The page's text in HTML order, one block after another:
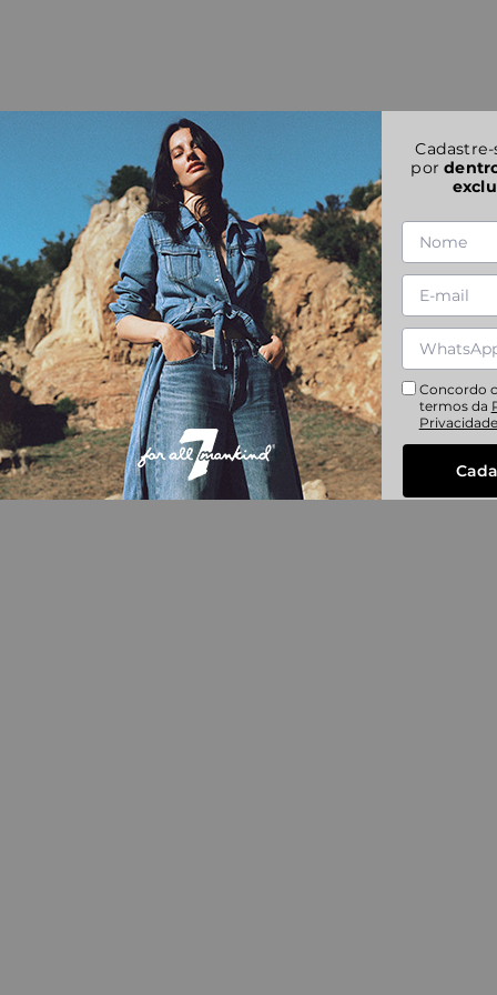
por
Concordo
termos da
Privacidade